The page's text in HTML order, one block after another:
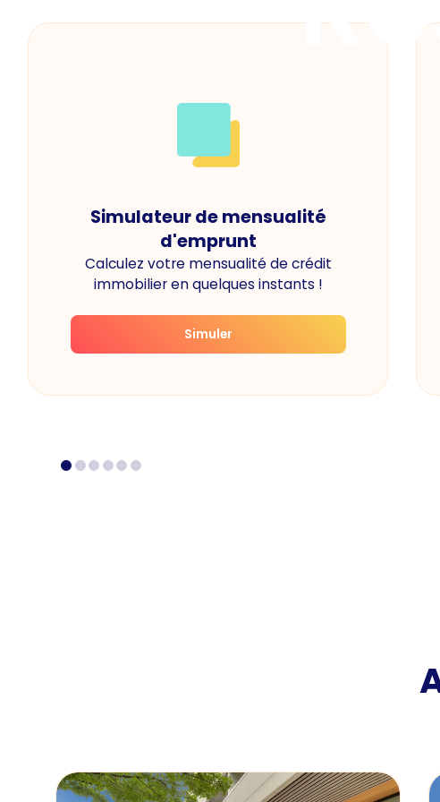
Simulateur de mensualité
d'emprunt
Calculez votre mensualité de crédit
immobilier en quelques instants !
Simuler